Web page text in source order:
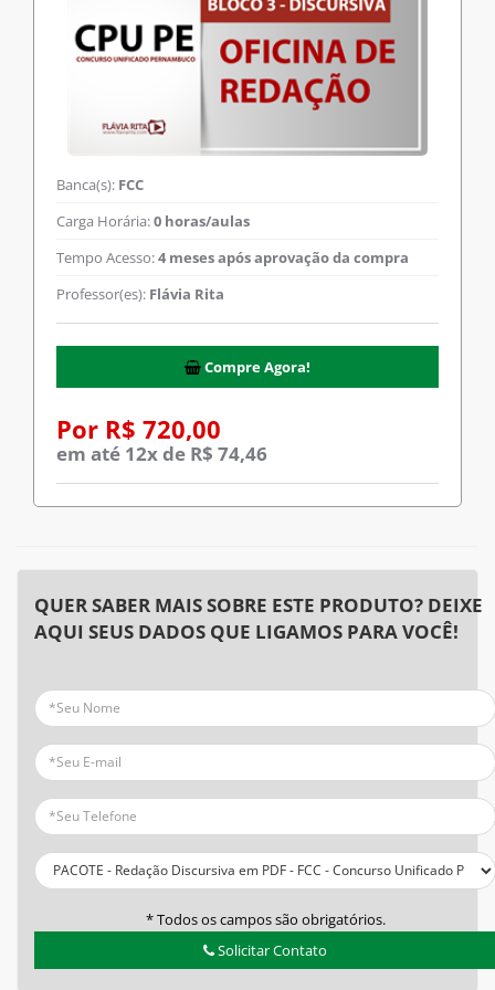
Banca(s): FCC
Carga Horária:0 horas/aulas
Tempo Acesso:4 meses após aprovação da compra
Professor(es): Flávia Rita
Compre Agora!
Por R$ 720,00
em até 12x de R$ 74,46
QUER SABER MAIS SOBRE ESTE PRODUTO? DEIXE
AQUI SEUS DADOS QUE LIGAMOS PARA VOCÊ!
* Todos os campos são obrigatórios.
Solicitar Contato